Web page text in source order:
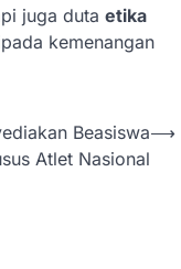
juga duta etika
kemenangan
Beasiswa
Atlet Nasional
⟶